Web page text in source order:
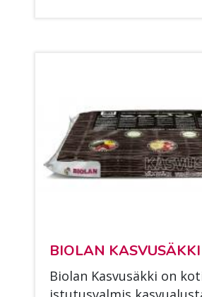
BIO­LAN KAS­VUSÄK­KI
Bio­lan Kas­vusäk­ki on